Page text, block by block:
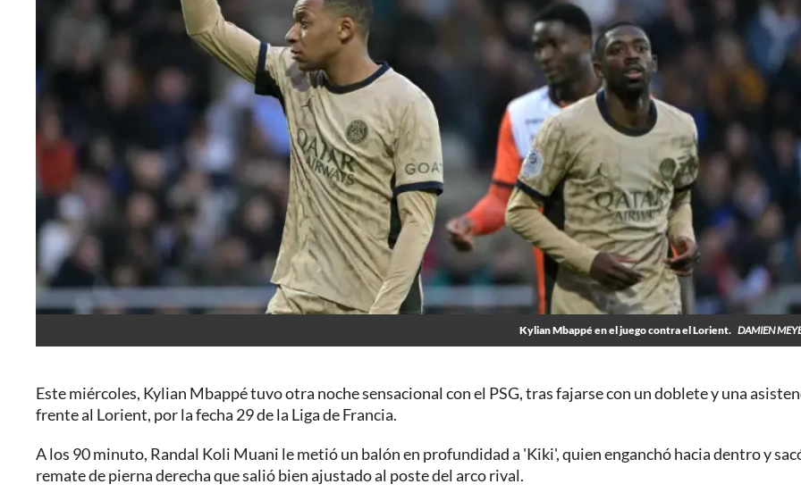
Kylian Mbappé en el juego contra el Lorient. DAMIEN
Este miércoles, Kylian Mbappé tuvo otra noche sensacional con el PSG, tras fajarse con un doblete y una
frente al Lorient, por la fecha 29 de la Liga de Francia.
A los 90 minuto, Randal Koli Muani le metió un balón en profundidad a 'Kiki', quien enganchó hacia dentro y
remate de pierna derecha que salió bien ajustado al poste del arco rival.